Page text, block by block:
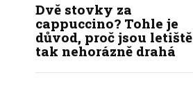
Dvě stovky za
cappuccino? Tohle je
důvod, proč jsou letiště
tak nehorázně drahá